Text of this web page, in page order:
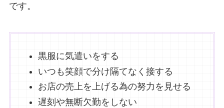
です。
黒服に気遣いをする
いつも笑顔で分け隔てなく接する
お店の売上を上げる為の努力を見せる
遅刻や無断欠勤をしない